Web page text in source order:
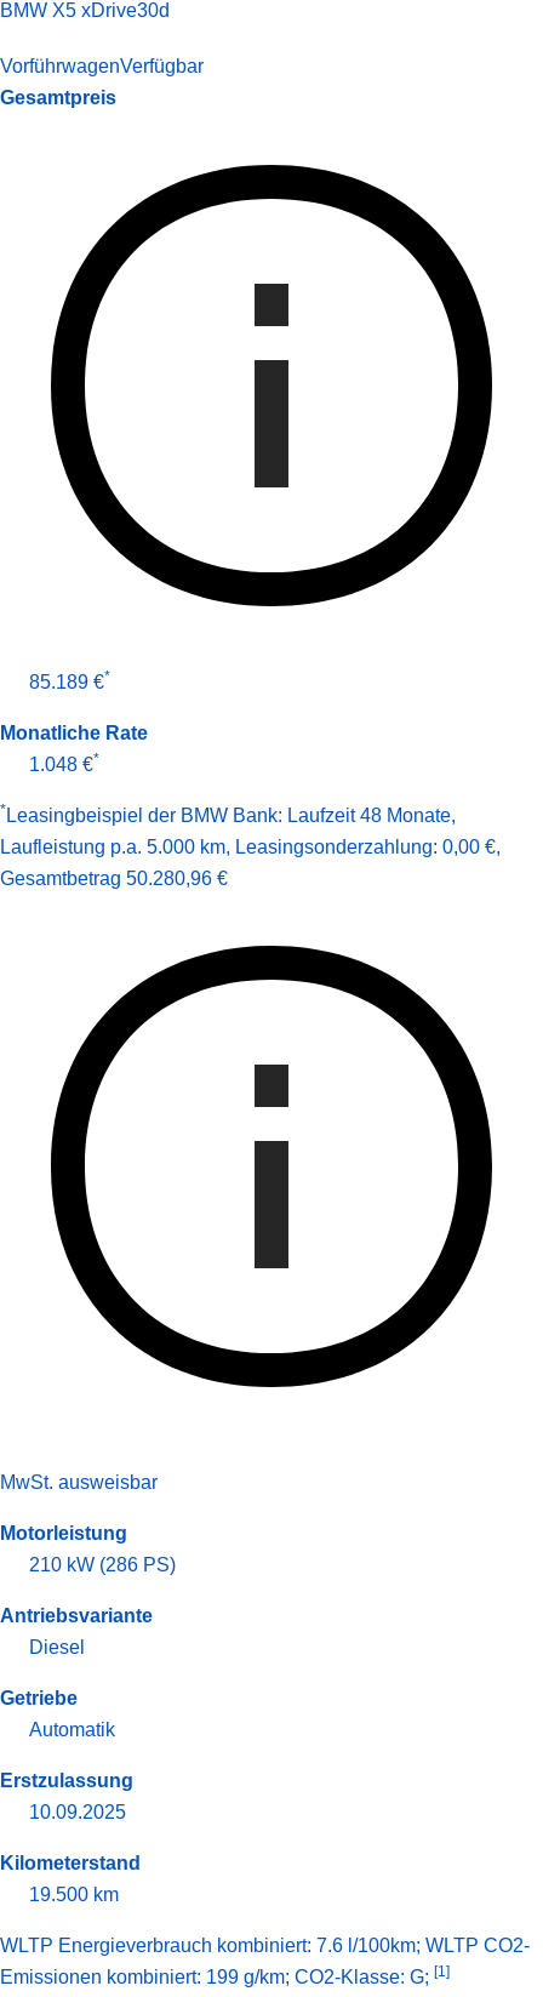
BMW X5 xDrive30d
VorführwagenVerfügbar
Gesamtpreis
85.189 €*
Monatliche Rate
1.048 €*
* Leasingbeispiel der BMW Bank: Laufzeit 48 Monate,
Laufleistung p.a. 5.000 km, Leasingsonderzahlung: 0,00 €,
Gesamt­betrag 50.280,96 €
MwSt. ausweisbar
Motorleistung
210 kW (286 PS)
Antriebsvariante
Diesel
Getriebe
Automatik
Erstzulassung
10.09.2025
Kilometerstand
19.500 km
WLTP Energieverbrauch kombiniert: 7.6 l/100km; WLTP CO2-
Emissionen kombiniert: 199 g/km; CO2-Klasse: G; [1]